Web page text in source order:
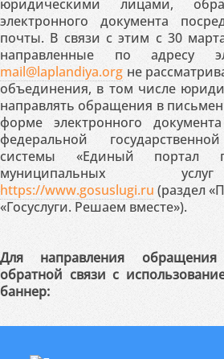
юридическими лицами,
электронного документа
почты. В связи с этим с 30
направленные по адресу
mail@laplandiya.org не
объединения, в том числе
направлять обращения в
форме электронного
федеральной
системы «Единый портал
муниципальных
https://www.gosuslugi.ru (раздел
«Госуслуги. Решаем вместе»).
Для направления
обратной связи с
баннер: